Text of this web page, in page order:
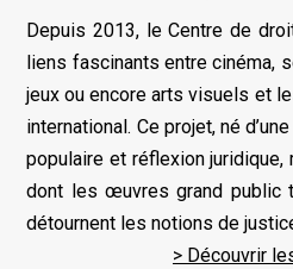
Depuis 2013, le Centre de
liens fascinants entre cinéma,
jeux ou encore arts visuels et
international. Ce projet, né
populaire et réflexion juridique,
dont les œuvres grand public
détournent les notions de
> Découvrir